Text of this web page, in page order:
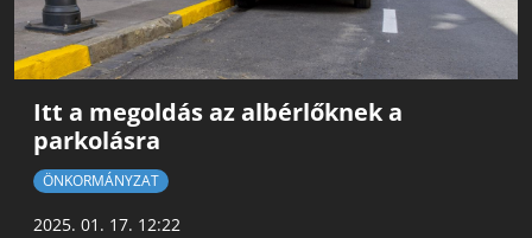
Itt a megoldás az albérlőknek a
parkolásra
ÖNKORMÁNYZAT
2025. 01. 17. 12:22